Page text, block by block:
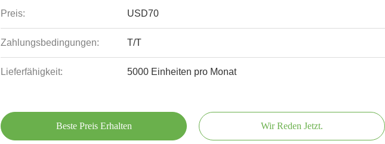
Preis: USD70
Zahlungsbedingungen: T/T
Lieferfähigkeit: 5000 Einheiten pro Monat
Beste Preis Erhalten Wir Reden Jetzt.